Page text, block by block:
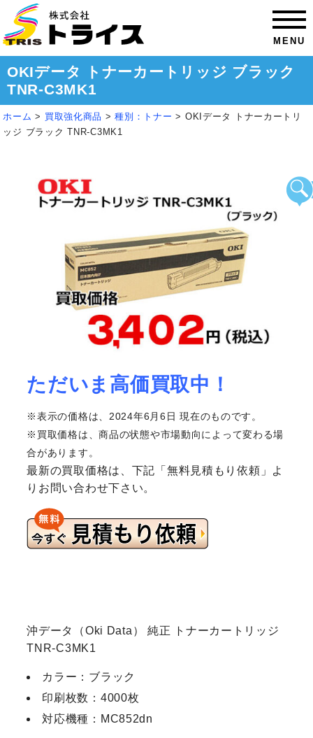
MENU
OKIデータ トナーカートリッジ ブラック
TNR-C3MK1
ホーム > 買取強化商品 >種別：トナー > OKIデータ トナーカートリ
ッジ ブラック TNR-C3MK1
ただいま高価買取中！
※表示の価格は、2024年6月6日 現在のものです。
※買取価格は、商品の状態や市場動向によって変わる場
合があります。
最新の買取価格は、下記「無料見積もり依頼」よ
りお問い合わせ下さい。
沖データ（Oki Data） 純正 トナーカートリッジ
TNR-C3MK1
カラー：ブラック
印刷枚数：4000枚
対応機種：MC852dn